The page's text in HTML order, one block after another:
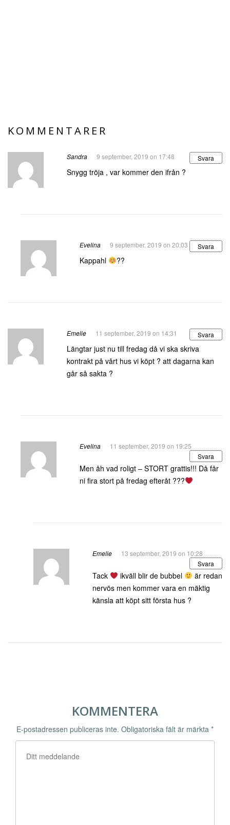
KOMMENTARER
Sandra 9 september, 2019 on 17:48 Svara
Snygg tröja , var kommer den ifrån ?
Evelina 9 september, 2019 on 20:03 Svara
Kappahl ??
Emelie 11 september, 2019 on 14:31 Svara
Längtar just nu till fredag då vi ska skriva
kontrakt på vårt hus vi köpt ? att dagarna kan
går så sakta ?
Evelina
11 september, 2019 on 19:25
Svara
Men åh vad roligt – STORT grattis!!! Då får
ni fira stort på fredag efteråt ???
Emelie
13 september, 2019 on 10:28
Svara
Tack ikväll blir de bubbel
är redan
nervös men kommer vara en mäktig
känsla att köpt sitt första hus ?
KOMMENTERA
E-postadressen publiceras inte. Obligatoriska fält är märkta *